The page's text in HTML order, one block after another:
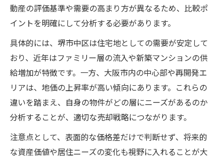
動産の評価基準や需要の高まり方が異なるため、比較ポ
イントを明確にして分析する必要があります。
具体的には、堺市中区は住宅地としての需要が安定して
おり、近年はファミリー層の流入や新築マンションの供
給増加が特徴です。一方、大阪市内の中心部や再開発エ
リアは、地価の上昇率が高い傾向にあります。これらの
違いを踏まえ、自身の物件がどの層にニーズがあるのか
分析することが、適切な売却戦略につながります。
注意点として、表面的な価格差だけで判断せず、将来的
な資産価値や居住ニーズの変化も視野に入れることが大